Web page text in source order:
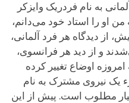
به نام فردریک وایزکر
من او را استاد خود می‌دانم،
از دیدگاه هر فرد آلمانی،
و از دید هر فرانسوی،
اوضاع تغییر کرده
یک نیروی مشترک به نام
مطلوب است. پیش از این